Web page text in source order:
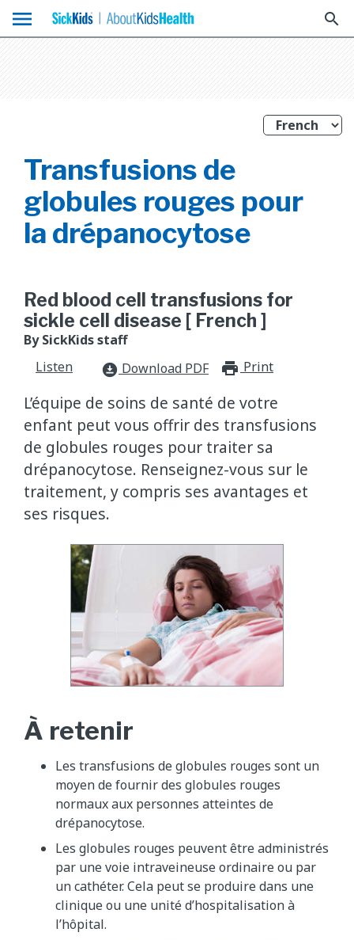
menu search
Transfusions de
globules rouges pour
la drépanocytose
Red blood cell transfusions for
sickle cell disease [ French ]
By SickKids staff
Listen
download_for_offline Download PDF Print
L’équipe de soins de santé de votre
enfant peut vous offrir des transfusions
de globules rouges pour traiter sa
drépanocytose. Renseignez-vous sur le
traitement, y compris ses avantages et
ses risques.
À retenir
Les transfusions de globules rouges sont un
moyen de fournir des globules rouges
normaux aux personnes atteintes de
drépanocytose.
Les globules rouges peuvent être administrés
par une voie intraveineuse ordinaire ou par
un cathéter. Cela peut se produire dans une
clinique ou une unité d’hospitalisation à
l’hôpital.